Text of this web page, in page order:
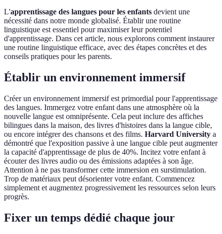
L'apprentissage des langues pour les enfants devient une
nécessité dans notre monde globalisé. Établir une routine
linguistique est essentiel pour maximiser leur potentiel
d'apprentissage. Dans cet article, nous explorons comment instaurer
une routine linguistique efficace, avec des étapes concrètes et des
conseils pratiques pour les parents.
Établir un environnement immersif
Créer un environnement immersif est primordial pour l'apprentissage
des langues. Immergez votre enfant dans une atmosphère où la
nouvelle langue est omniprésente. Cela peut inclure des affiches
bilingues dans la maison, des livres d'histoires dans la langue cible,
ou encore intégrer des chansons et des films. Harvard University a
démontré que l'exposition passive à une langue cible peut augmenter
la capacité d'apprentissage de plus de 40%. Incitez votre enfant à
écouter des livres audio ou des émissions adaptées à son âge.
Attention à ne pas transformer cette immersion en surstimulation.
Trop de matériaux peut désorienter votre enfant. Commencez
simplement et augmentez progressivement les ressources selon leurs
progrès.
Fixer un temps dédié chaque jour